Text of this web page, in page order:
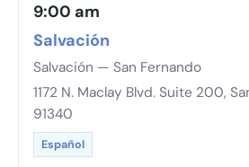
9:00 am
Salvación
Salvación — San Fernando
1172 N. Maclay Blvd. Suite 200,
91340
Español